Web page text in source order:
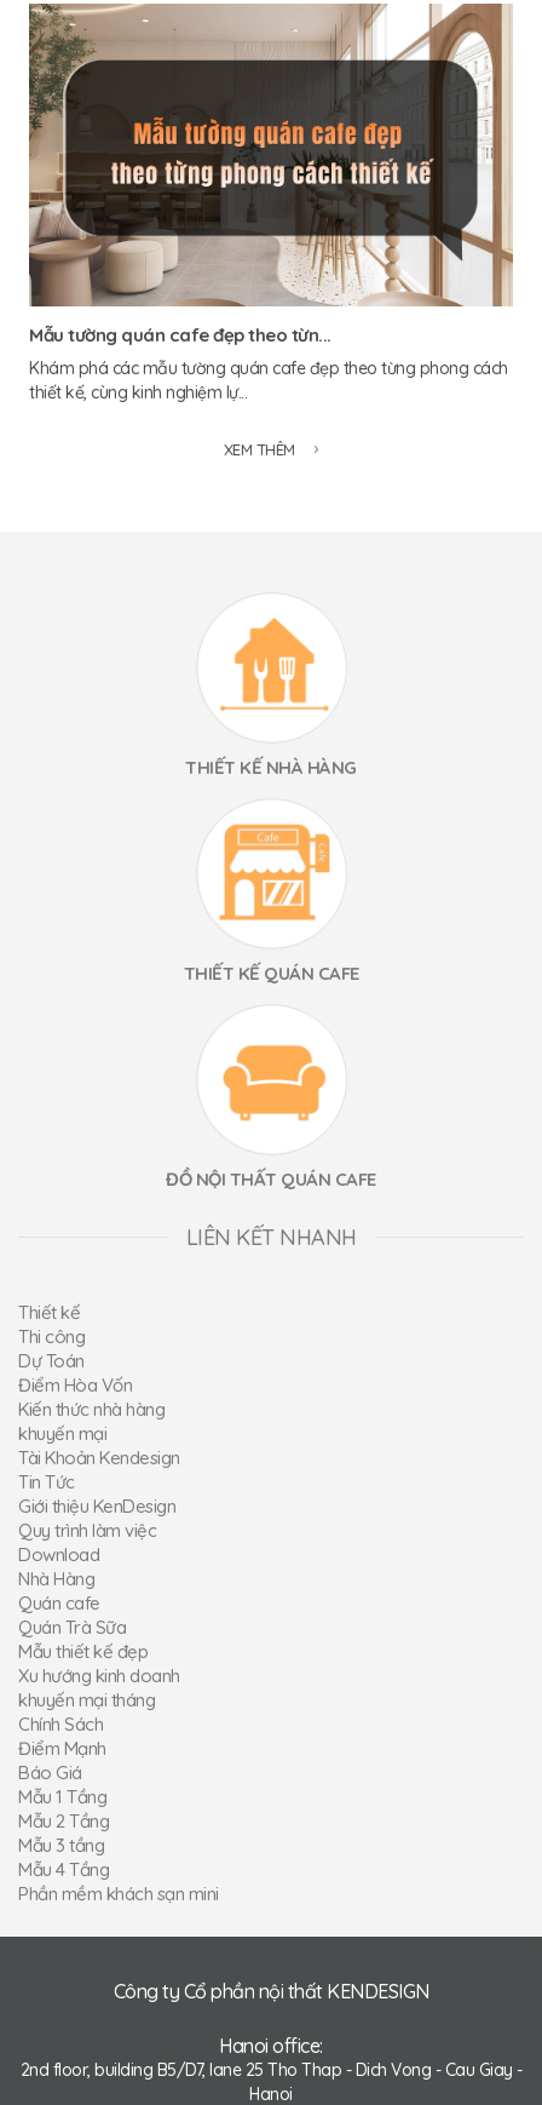
Mẫu tường quán cafe đẹp theo từn...
Khám phá các mẫu tường quán cafe đẹp theo từng phong cách
thiết kế, cùng kinh nghiệm lự...
XEM THÊM
THIẾT KẾ NHÀ HÀNG
THIẾT KẾ QUÁN CAFE
ĐỒ NỘI THẤT QUÁN CAFE
LIÊN KẾT NHANH
Thiết kế
Thi công
Dự Toán
Điểm Hòa Vốn
Kiến thức nhà hàng
khuyến mại
Tài Khoản Kendesign
Tin Tức
Giới thiệu KenDesign
Quy trình làm việc
Download
Nhà Hàng
Quán cafe
Quán Trà Sữa
Mẫu thiết kế đẹp
Xu hướng kinh doanh
khuyến mại tháng
Chính Sách
Điểm Mạnh
Báo Giá
Mẫu 1 Tầng
Mẫu 2 Tầng
Mẫu 3 tầng
Mẫu 4 Tầng
Phần mềm khách sạn mini
Công ty Cổ phần nội thất KENDESIGN
Hanoi office:
2nd floor, building B5/D7, lane 25 Tho Thap - Dich Vong - Cau Giay -
Hanoi